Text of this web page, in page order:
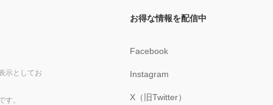
示としてお
す。
お得な情報を配信中
Facebook
Instagram
X（旧Twitter）